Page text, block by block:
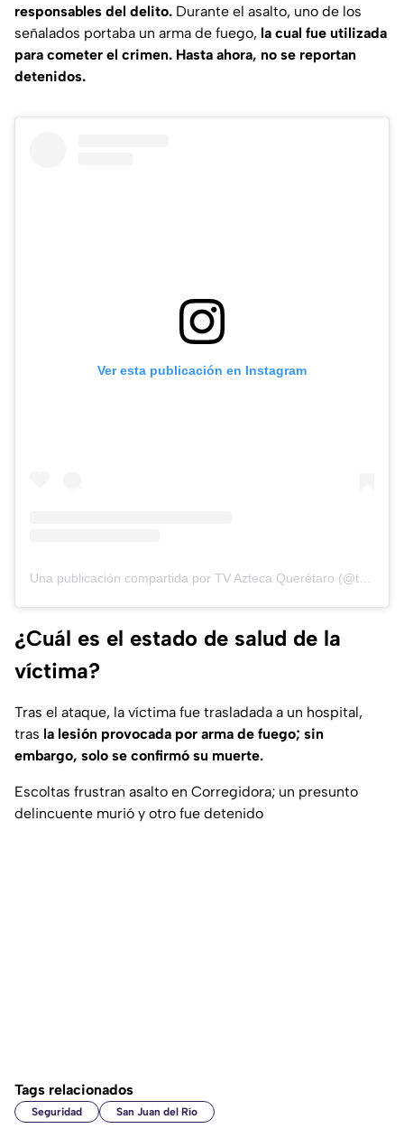
responsables del delito. Durante el asalto, uno de los
señalados portaba un arma de fuego, la cual fue utilizada
para cometer el crimen. Hasta ahora, no se reportan
detenidos.
Ver esta publicación en Instagram
Una publicación compartida por TV Azteca Querétaro (@tvaztecaqueretaro)
¿Cuál es el estado de salud de la
víctima?
Tras el ataque, la víctima fue trasladada a un hospital,
tras la lesión provocada por arma de fuego; sin
embargo, solo se confirmó su muerte.
Escoltas frustran asalto en Corregidora; un presunto
delincuente murió y otro fue detenido
Tags relacionados
Seguridad San Juan del Río